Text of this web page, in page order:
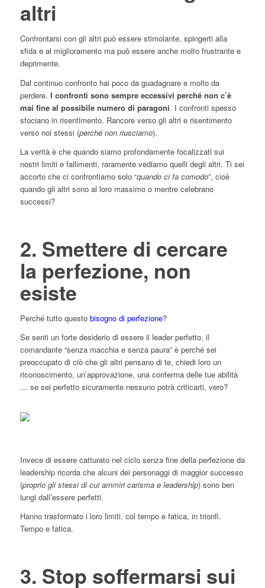
altri
Confrontarsi con gli altri può essere stimolante, spingerti alla
sfida e al miglioramento ma può essere anche molto frustrante e
deprimente.
Dal continuo confronto hai poco da guadagnare e molto da
perdere. I confronti sono sempre eccessivi perché non c’è
mai fine al possibile numero di paragoni. I confronti spesso
sfociano in risentimento. Rancore verso gli altri e risentimento
verso noi stessi (perché non riusciamo).
La verità è che quando siamo profondamente focalizzati sui
nostri limiti e fallimenti, raramente vediamo quelli degli altri. Ti sei
accorto che ci confrontiamo solo “quando ci fa comodo”, cioè
quando gli altri sono al loro massimo o mentre celebrano
successi?
2. Smettere di cercare
la perfezione, non
esiste
Perché tutto questo bisogno di perfezione?
Se senti un forte desiderio di essere il leader perfetto, il
comandante “senza macchia e senza paura” è perché sei
preoccupato di ciò che gli altri pensano di te, chiedi loro un
riconoscimento, un’approvazione, una conferma delle tue abilità
… se sei perfetto sicuramente nessuno potrà criticarti, vero?
Invece di essere catturato nel ciclo senza fine della perfezione da
leadership ricorda che alcuni dei personaggi di maggior successo
(proprio gli stessi di cui ammiri carisma e leadership) sono ben
lungi dall’essere perfetti.
Hanno trasformato i loro limiti, col tempo e fatica, in trionfi.
Tempo e fatica.
3. Stop soffermarsi sui